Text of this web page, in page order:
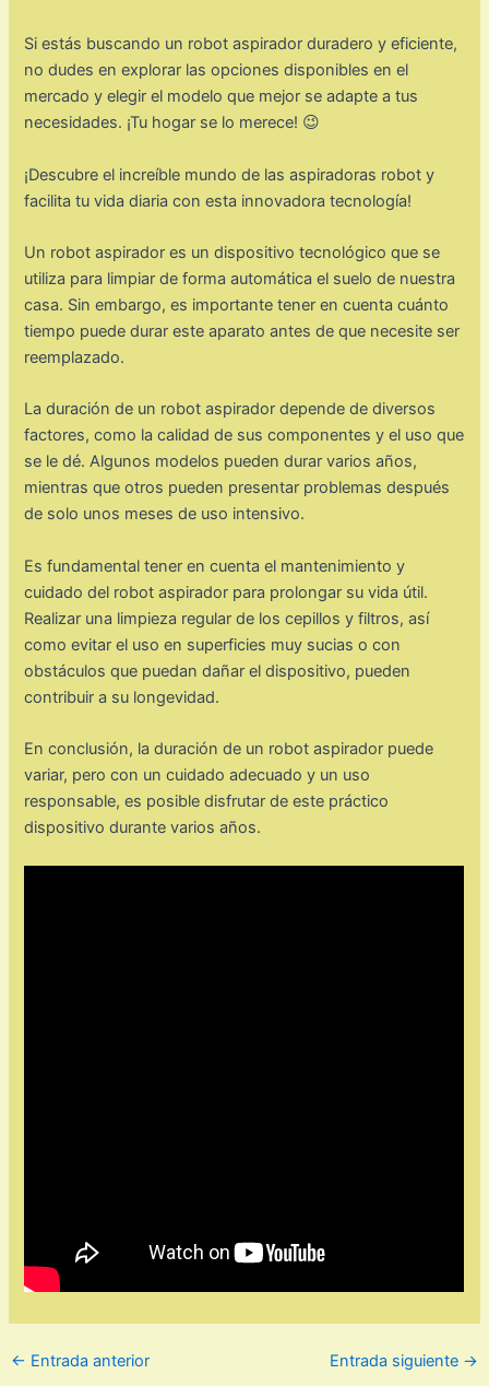
Si estás buscando un robot aspirador duradero y eficiente,
no dudes en explorar las opciones disponibles en el
mercado y elegir el modelo que mejor se adapte a tus
necesidades. ¡Tu hogar se lo merece! 😉
¡Descubre el increíble mundo de las aspiradoras robot y
facilita tu vida diaria con esta innovadora tecnología!
Un robot aspirador es un dispositivo tecnológico que se
utiliza para limpiar de forma automática el suelo de nuestra
casa. Sin embargo, es importante tener en cuenta cuánto
tiempo puede durar este aparato antes de que necesite ser
reemplazado.
La duración de un robot aspirador depende de diversos
factores, como la calidad de sus componentes y el uso que
se le dé. Algunos modelos pueden durar varios años,
mientras que otros pueden presentar problemas después
de solo unos meses de uso intensivo.
Es fundamental tener en cuenta el mantenimiento y
cuidado del robot aspirador para prolongar su vida útil.
Realizar una limpieza regular de los cepillos y filtros, así
como evitar el uso en superficies muy sucias o con
obstáculos que puedan dañar el dispositivo, pueden
contribuir a su longevidad.
En conclusión, la duración de un robot aspirador puede
variar, pero con un cuidado adecuado y un uso
responsable, es posible disfrutar de este práctico
dispositivo durante varios años.
← Entrada anterior Entrada siguiente →